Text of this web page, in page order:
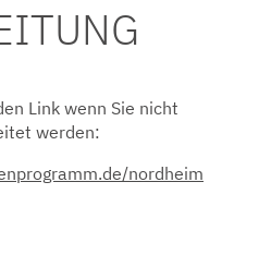
Link wenn Sie nicht
werden:
nordheim